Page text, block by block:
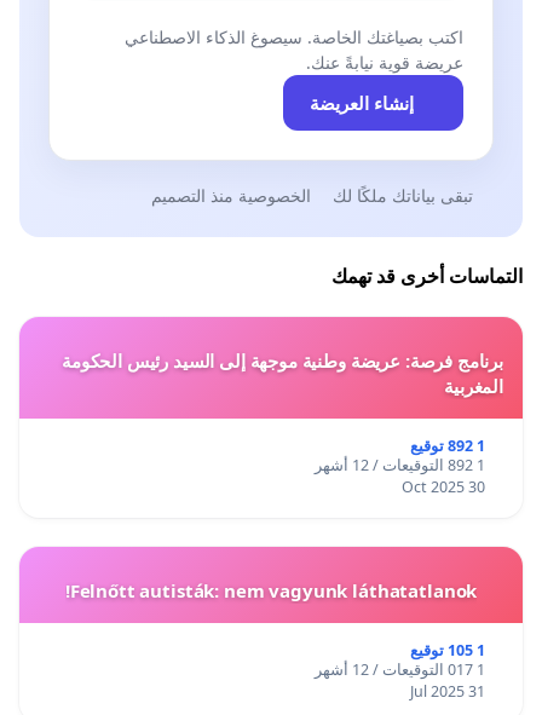
اكتب بصياغتك الخاصة. سيصوغ الذكاء الاصطناعي
عريضة قوية نيابةً عنك.
إنشاء العريضة
تبقى بياناتك ملكًا لك الخصوصية منذ التصميم
التماسات أخرى قد تهمك
برنامج فرصة: عريضة وطنية موجهة إلى السيد رئيس الحكومة
المغربية
1 892 توقيع
1 892 التوقيعات / 12 أشهر
30 Oct 2025
Felnőtt autisták: nem vagyunk láthatatlanok!
1 105 توقيع
1 017 التوقيعات / 12 أشهر
31 Jul 2025